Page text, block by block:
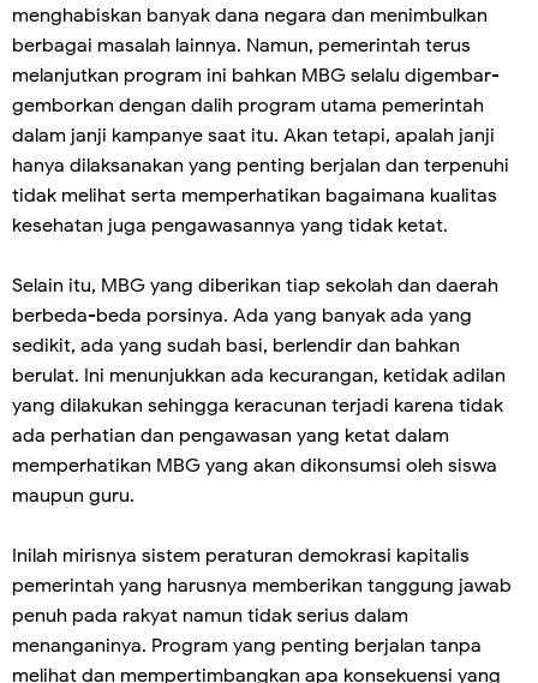
menghabiskan banyak dana negara dan menimbulkan
berbagai masalah lainnya. Namun, pemerintah terus
melanjutkan program ini bahkan MBG selalu digembar-
gemborkan dengan dalih program utama pemerintah
dalam janji kampanye saat itu. Akan tetapi, apalah janji
hanya dilaksanakan yang penting berjalan dan terpenuhi
tidak melihat serta memperhatikan bagaimana kualitas
kesehatan juga pengawasannya yang tidak ketat.
Selain itu, MBG yang diberikan tiap sekolah dan daerah
berbeda-beda porsinya. Ada yang banyak ada yang
sedikit, ada yang sudah basi, berlendir dan bahkan
berulat. Ini menunjukkan ada kecurangan, ketidak adilan
yang dilakukan sehingga keracunan terjadi karena tidak
ada perhatian dan pengawasan yang ketat dalam
memperhatikan MBG yang akan dikonsumsi oleh siswa
maupun guru.
Inilah mirisnya sistem peraturan demokrasi kapitalis
pemerintah yang harusnya memberikan tanggung jawab
penuh pada rakyat namun tidak serius dalam
menanganinya. Program yang penting berjalan tanpa
melihat dan mempertimbangkan apa konsekuensi yang